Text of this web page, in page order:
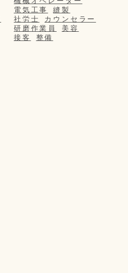
電気工事
縫製
社労士
カウンセラー
研磨作業員
美容
接客
整備